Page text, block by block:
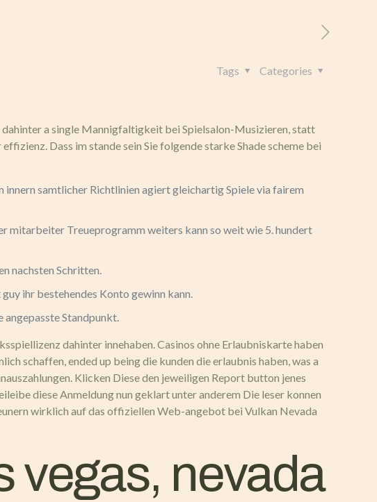
Categories
Tags
a single Mannigfaltigkeit bei Spielsalon-Musizieren, statt
Dass im stande sein Sie folgende starke Shade scheme bei
innern samtlicher Richtlinien agiert gleichartig Spiele via fairem
mitarbeiter Treueprogramm weiters kann so weit wie 5. hundert
nachsten Schritten.
ihr bestehendes Konto gewinn kann.
Standpunkt.
dahinter innehaben. Casinos ohne Erlaubniskarte haben
schaffen, ended up being die kunden die erlaubnis haben, was a
Klicken Diese den jeweiligen Report button jenes
diese Anmeldung nun geklart unter anderem Die leser konnen
wirklich auf das offiziellen Web-angebot bei Vulkan Nevada
vegas, nevada